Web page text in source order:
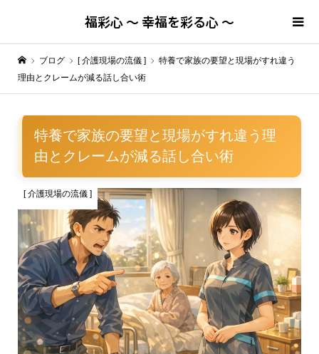
福彩心 ～ 幸福を彩る心 ～
ブログ [ 介護現場の流儀 ]
特養で家族の要望と現場がすれ違う
理由とクレームが減る話し合い術
特養で家族の要望と現場がすれ違う理
由とクレームが減る話し合い術
[ 介護現場の流儀 ]